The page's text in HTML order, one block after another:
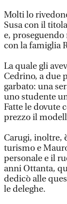
Molti lo
Susa con il
e,
con la famiglia
La quale gli
Cedrino, a due
garbato: una
uno studente
Fatte le dovute
prezzo il
Carugi, inoltre,
turismo e
personale e il
anni Ottanta,
dedicò alle
le deleghe.